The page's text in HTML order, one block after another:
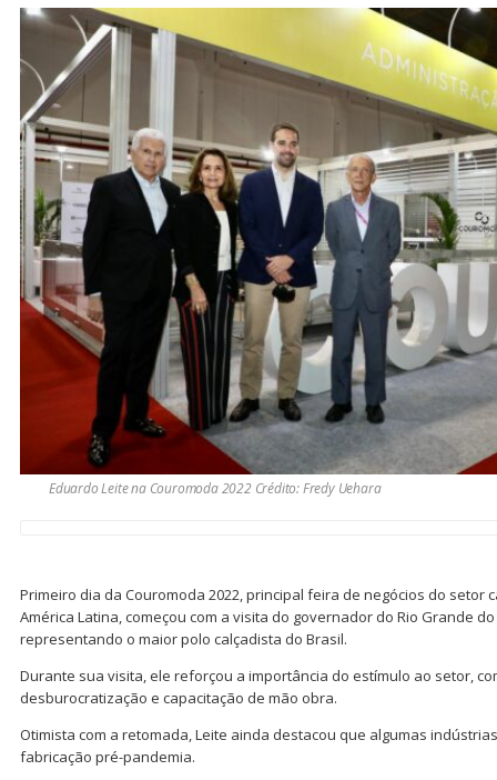
Eduardo Leite na Couromoda 2022 Crédito: Fredy Uehara
Primeiro dia da Couromoda 2022, principal feira de negócios do setor
América Latina, começou com a visita do governador do Rio Grande
representando o maior polo calçadista do Brasil.
Durante sua visita, ele reforçou a importância do estímulo ao setor,
desburocratização e capacitação de mão obra.
Otimista com a retomada, Leite ainda destacou que algumas
fabricação pré-pandemia.